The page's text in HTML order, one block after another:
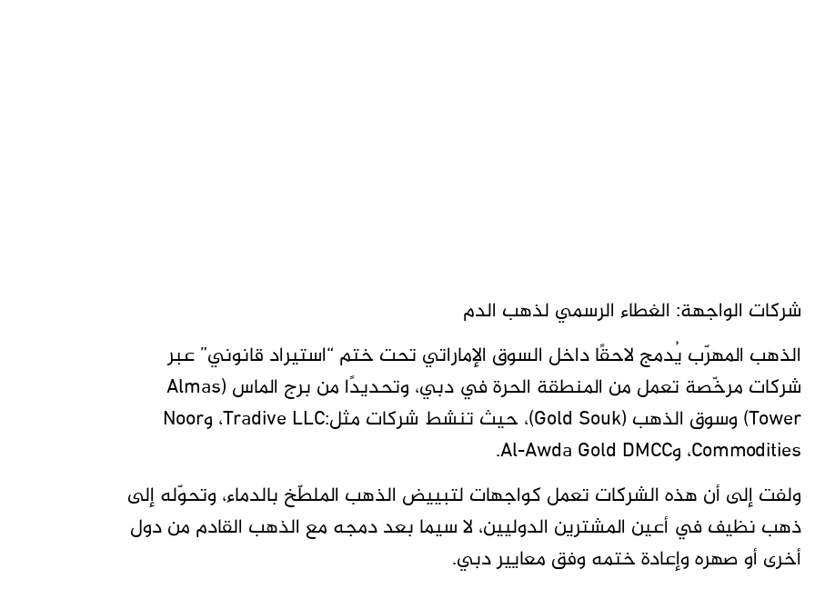
شركات الواجهة: الغطاء الرسمي لذهب الدم
الذهب المهرّب يُدمج لاحقًا داخل السوق الإماراتي تحت ختم “استيراد قانوني” عبر
شركات مرخّصة تعمل من المنطقة الحرة في دبي، وتحديدًا من برج الماس (Almas
Tower) وسوق الذهب (Gold Souk)، حيث تنشط شركات مثل:Tradive LLC، وNoor
Commodities، وAl-Awda Gold DMCC.
ولفت إلى أن هذه الشركات تعمل كواجهات لتبييض الذهب الملطّخ بالدماء، وتحوّله إلى
ذهب نظيف في أعين المشترين الدوليين، لا سيما بعد دمجه مع الذهب القادم من دول
أخرى أو صهره وإعادة ختمه وفق معايير دبي.